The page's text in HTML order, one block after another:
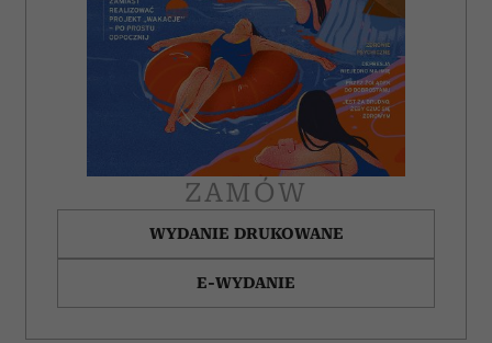
ZAMÓW
WYDANIE DRUKOWANE
E-WYDANIE